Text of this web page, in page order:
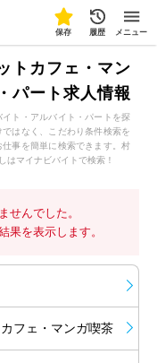
保存 履歴 メニュー
トカフェ・マン
パート求人情報
ト・アルバイト・パートを探
はなく、こだわり条件検索を
事を簡単に検索できます。村
はマイナビバイトで検索！
せんでした。
果を表示します。
フェ・マンガ喫茶